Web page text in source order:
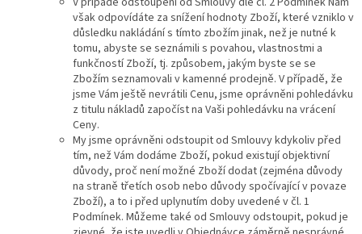
však odpovídáte za snížení hodnoty Zboží, které vzniklo v
důsledku nakládání s tímto zbožím jinak, než je nutné k
tomu, abyste se seznámili s povahou, vlastnostmi a
funkčností Zboží, tj. způsobem, jakým byste se se
Zbožím seznamovali v kamenné prodejně. V případě, že
jsme Vám ještě nevrátili Cenu, jsme oprávněni pohledávku
z titulu nákladů započíst na Vaši pohledávku na vrácení
Ceny.
My jsme oprávněni odstoupit od Smlouvy kdykoliv před
tím, než Vám dodáme Zboží, pokud existují objektivní
důvody, proč není možné Zboží dodat (zejména důvody
na straně třetích osob nebo důvody spočívající v povaze
Zboží), a to i před uplynutím doby uvedené v čl. 1
Podmínek. Můžeme také od Smlouvy odstoupit, pokud je